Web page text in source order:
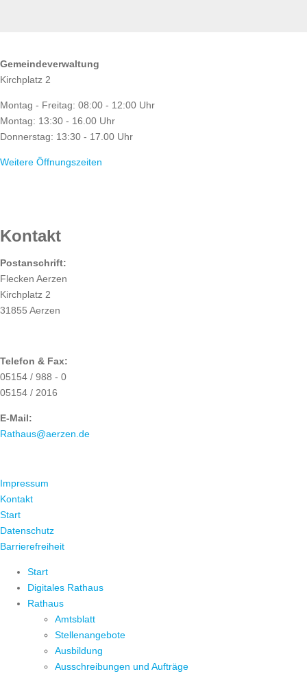
Gemeindeverwaltung
Kirchplatz 2
Montag - Freitag: 08:00 - 12:00 Uhr
Montag: 13:30 - 16.00 Uhr
Donnerstag: 13:30 - 17.00 Uhr
Weitere Öffnungszeiten
Kontakt
Postanschrift:
Flecken Aerzen
Kirchplatz 2
31855 Aerzen
Telefon & Fax:
05154 / 988 - 0
05154 / 2016
E-Mail:
Rathaus@aerzen.de
Impressum
Kontakt
Start
Datenschutz
Barrierefreiheit
Start
Digitales Rathaus
Rathaus
Amtsblatt
Stellenangebote
Ausbildung
Ausschreibungen und Aufträge